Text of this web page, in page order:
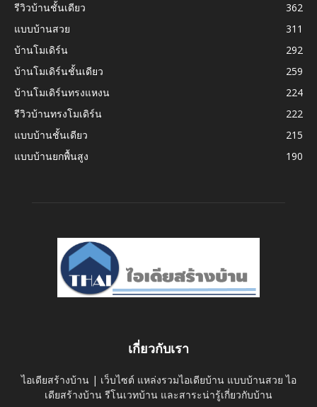
รีวิวบ้านชั้นเดียว
362
แบบบ้านสวย
311
บ้านโมเดิร์น
292
บ้านโมเดิร์นชั้นเดียว
259
บ้านโมเดิร์นทรงแหงน
224
รีวิวบ้านทรงโมเดิร์น
222
แบบบ้านชั้นเดียว
215
แบบบ้านยกพื้นสูง
190
เกี่ยวกับเรา
ไอเดียสร้างบ้าน | เว็บไซต์ แหล่งรวมไอเดียบ้าน แบบบ้านสวย ไอ
เดียสร้างบ้าน รีโนเวทบ้าน และสาระน่ารู้เกี่ยวกับบ้าน